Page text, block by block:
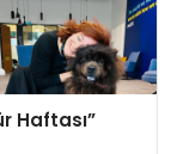
Haftası”